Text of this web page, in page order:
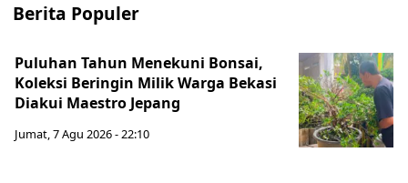
Berita Populer
Puluhan Tahun Menekuni Bonsai,
Koleksi Beringin Milik Warga Bekasi
Diakui Maestro Jepang
Jumat, 7 Agu 2026 - 22:10